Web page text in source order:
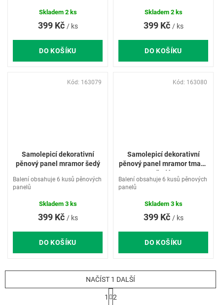
399 Kč / ks
DO KOŠÍKU
Skladem 2 ks
399 Kč / ks
DO KOŠÍKU
Skladem 2 ks
Samolepicí dekorativní
pěnový panel mramor šedý
399 Kč / ks
DO KOŠÍKU
Balení obsahuje 6 kusů pěnových
panelů
Skladem 3 ks
Kód: 163079
Samolepicí dekorativní
pěnový panel mramor tmavě
šedý
399 Kč / ks
DO KOŠÍKU
Balení obsahuje 6 kusů pěnových
panelů
Skladem 3 ks
Kód: 163080
NAČÍST 1 DALŠÍ
t
1 2